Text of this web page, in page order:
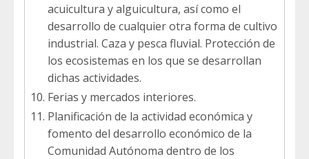
acuicultura y alguicultura, así como el
desarrollo de cualquier otra forma de cultivo
industrial. Caza y pesca fluvial. Protección de
los ecosistemas en los que se desarrollan
dichas actividades.
Ferias y mercados interiores.
Planificación de la actividad económica y
fomento del desarrollo económico de la
Comunidad Autónoma dentro de los